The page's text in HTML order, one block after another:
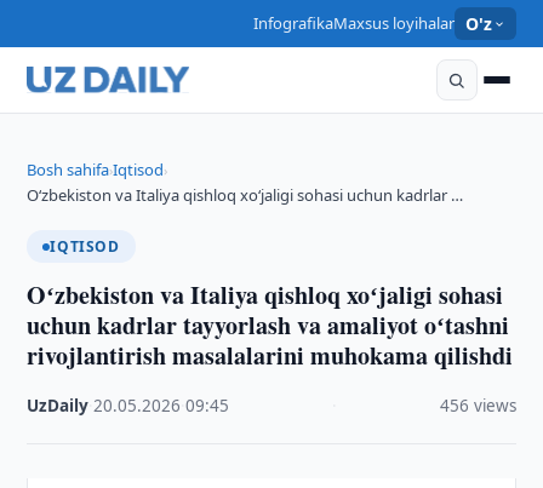
InfografikaMaxsus loyihalar O'z
Bosh sahifa›Iqtisod›
Oʻzbekiston va Italiya qishloq xoʻjaligi sohasi uchun kadrlar …
IQTISOD
Oʻzbekiston va Italiya qishloq xoʻjaligi sohasi
uchun kadrlar tayyorlash va amaliyot oʻtashni
rivojlantirish masalalarini muhokama qilishdi
UzDaily ·20.05.2026 ·09:45 456 views